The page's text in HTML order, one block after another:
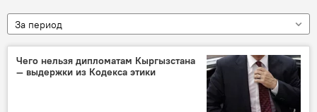
За период
Чего нельзя дипломатам Кыргызстана
— выдержки из Кодекса этики